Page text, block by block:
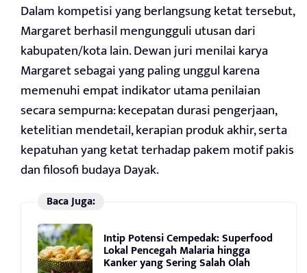
Dalam kompetisi yang berlangsung ketat tersebut,
Margaret berhasil mengungguli utusan dari
kabupaten/kota lain. Dewan juri menilai karya
Margaret sebagai yang paling unggul karena
memenuhi empat indikator utama penilaian
secara sempurna: kecepatan durasi pengerjaan,
ketelitian mendetail, kerapian produk akhir, serta
kepatuhan yang ketat terhadap pakem motif pakis
dan filosofi budaya Dayak.
Baca Juga:
Intip Potensi Cempedak: Superfood
Lokal Pencegah Malaria hingga
Kanker yang Sering Salah Olah